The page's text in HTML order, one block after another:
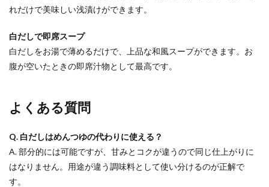
れだけで美味しい浅漬けができます。
白だしで即席スープ
白だしをお湯で薄めるだけで、上品な和風スープができます。お
腹が空いたときの即席汁物として最高です。
よくある質問
Q. 白だしはめんつゆの代わりに使える？
A. 部分的には可能ですが、甘みとコクが違うので同じ仕上がりに
はなりません。用途が違う調味料として使い分けるのが正解で
す。